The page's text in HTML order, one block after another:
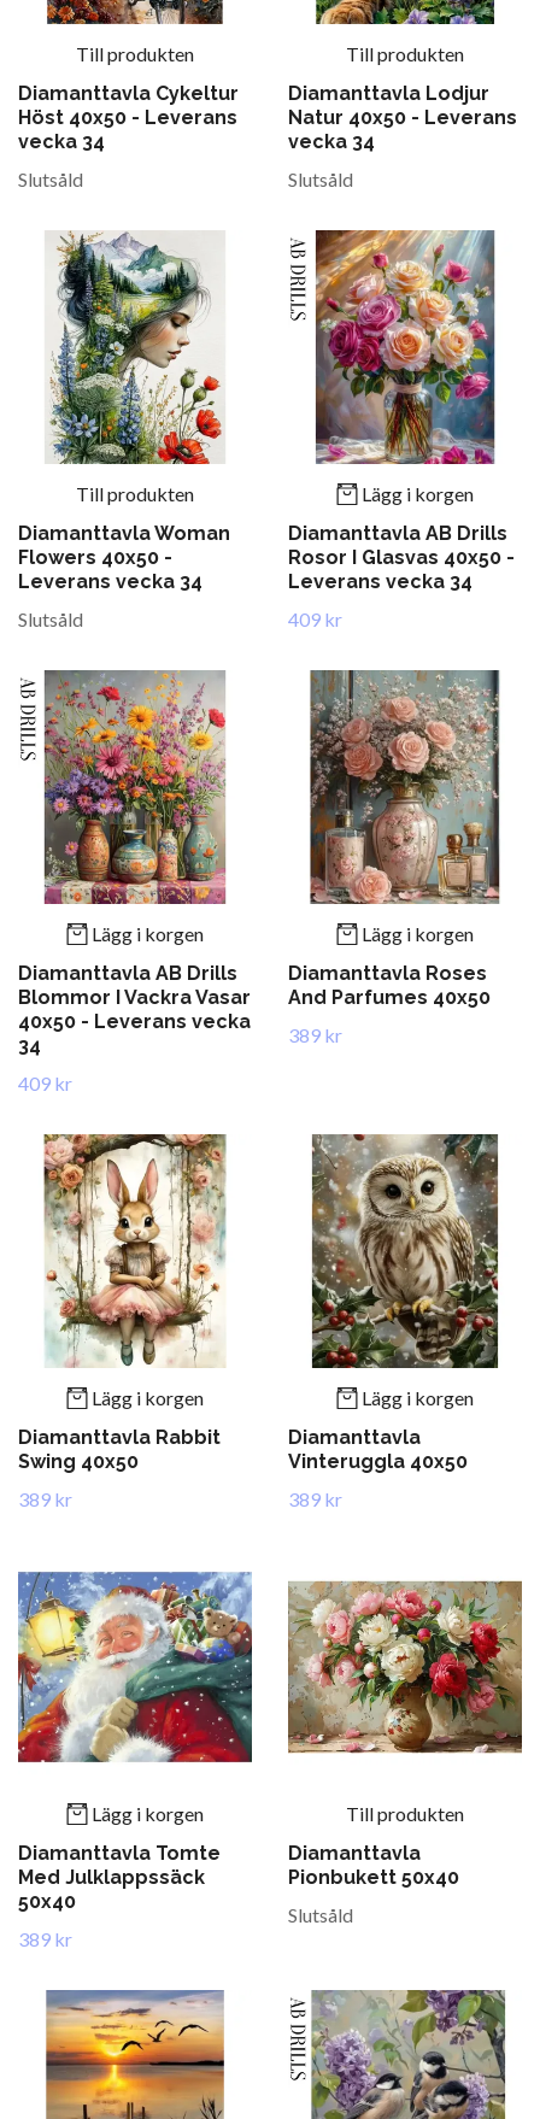
Till produkten
Diamanttavla Cykeltur
Höst 40x50 - Leverans
vecka 34
Slutsåld
Till produkten
Diamanttavla Lodjur
Natur 40x50 - Leverans
vecka 34
Slutsåld
Till produkten
Diamanttavla Woman
Flowers 40x50 -
Leverans vecka 34
Slutsåld
Lägg i korgen
Diamanttavla AB Drills
Rosor I Glasvas 40x50 -
Leverans vecka 34
409 kr
Lägg i korgen
Diamanttavla AB Drills
Blommor I Vackra Vasar
40x50 - Leverans vecka
34
409 kr
Lägg i korgen
Diamanttavla Roses
And Parfumes 40x50
389 kr
Lägg i korgen
Diamanttavla Rabbit
Swing 40x50
389 kr
Lägg i korgen
Diamanttavla
Vinteruggla 40x50
389 kr
Lägg i korgen
Diamanttavla Tomte
Med Julklappssäck
50x40
389 kr
Till produkten
Diamanttavla
Pionbukett 50x40
Slutsåld